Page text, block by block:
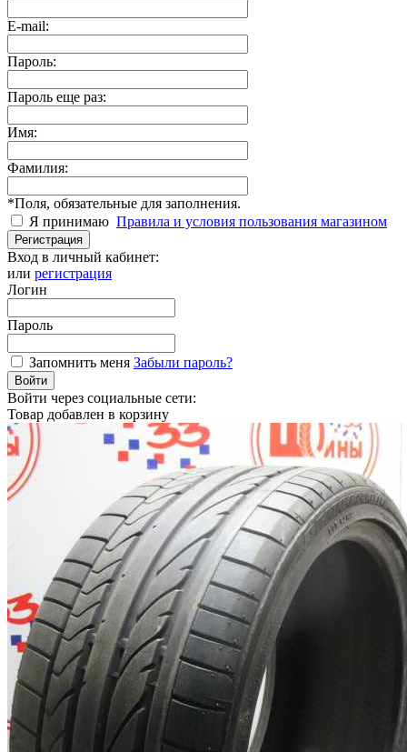
E-mail:
Пароль:
Пароль еще раз:
Имя:
Фамилия:
*Поля, обязательные для заполнения.
Я принимаю Правила и условия пользования магазином
Регистрация
Вход в личный кабинет:
или регистрация
Логин
Пароль
Запомнить меня Забыли пароль?
Войти
Войти через социальные сети:
Товар добавлен в корзину